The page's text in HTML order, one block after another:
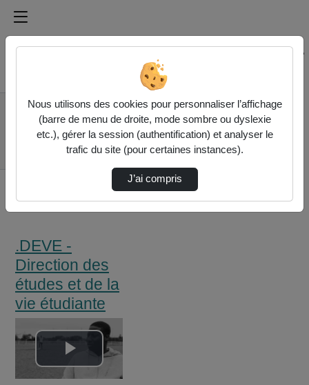
Médiathèque de l'université Paris
Rechercher un média sur Médiathèque de l'université
Accueil
.DEVE - Direction
des études et de la vie
.DEVE -
Direction des
études et de la
vie étudiante
Lire
Nous utilisons des cookies pour personnaliser l’affichage
(barre de menu de droite, mode sombre ou dyslexie
etc.), gérer la session (authentification) et analyser le
trafic du site (pour certaines instances).
J’ai compris